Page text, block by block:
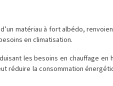
matériau à fort albédo,
en climatisation.
les besoins en chauffage
la consommation